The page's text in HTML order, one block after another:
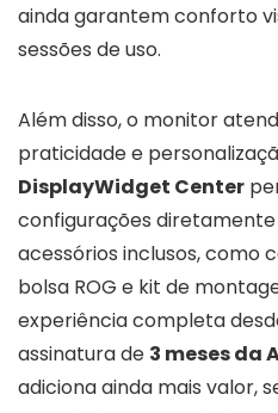
ainda garantem conforto
sessões de uso.
Além disso, o monitor
praticidade e
DisplayWidget Center
configurações
acessórios inclusos, como
bolsa ROG e kit de
experiência completa
assinatura de 3 meses da
adiciona ainda mais valor,